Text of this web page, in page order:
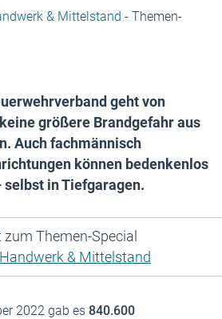
& Mittelstand - Themen-
geht von
größere Brandgefahr aus
Auch fachmännisch
können bedenkenlos
in Tiefgaragen.
zum Themen-Special
& Mittelstand
2022 gab es 840.600